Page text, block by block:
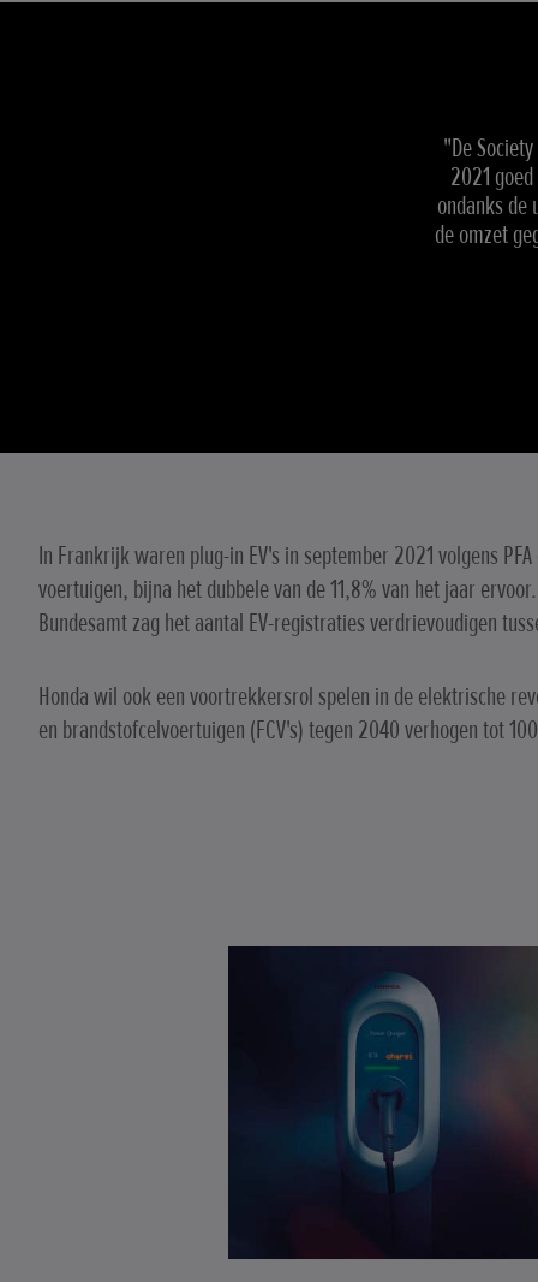
"De
2021
ondanks de
de omzet
In Frankrijk waren plug-in EV's in september 2021 volgens
voertuigen, bijna het dubbele van de 11,8% van het jaar
Bundesamt zag het aantal EV-registraties verdrievoudigen
Honda wil ook een voortrekkersrol spelen in de elektrische
en brandstofcelvoertuigen (FCV's) tegen 2040 verhogen tot